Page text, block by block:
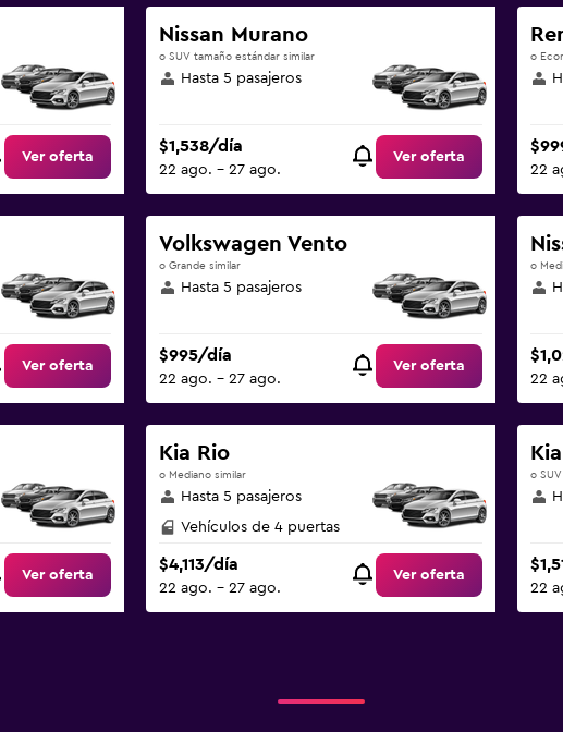
Ver oferta
Nissan Murano
o SUV tamaño estándar similar
Hasta 5 pasajeros
$1,538/día
22 ago. - 27 ago.
Ver oferta
o
22
Ver oferta
Volkswagen Vento
o Grande similar
Hasta 5 pasajeros
$995/día
22 ago. - 27 ago.
Ver oferta
o
22
Ver oferta
Kia Rio
o Mediano similar
Hasta 5 pasajeros
Vehículos de 4 puertas
$4,113/día
22 ago. - 27 ago.
Ver oferta
o
22